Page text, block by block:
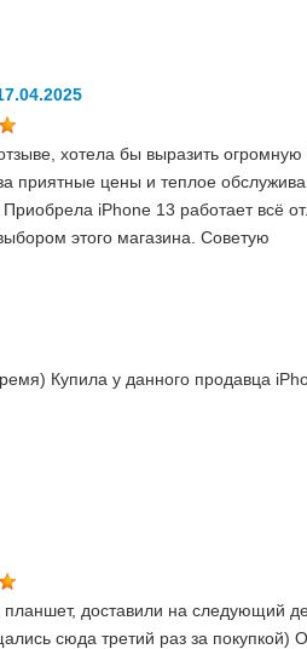
хотела бы выразить
приятные цены и теплое
iPhone 13 работает всё
этого магазина. Советую
Купила у данного продавца
доставили на следующий
сюда третий раз за покупкой)